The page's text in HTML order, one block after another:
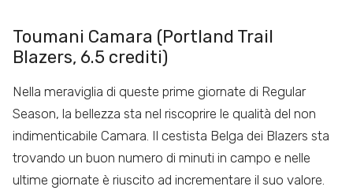
Toumani Camara (Portland Trail
Blazers, 6.5 crediti)
Nella meraviglia di queste prime giornate di Regular
Season, la bellezza sta nel riscoprire le qualità del non
indimenticabile Camara. Il cestista Belga dei Blazers sta
trovando un buon numero di minuti in campo e nelle
ultime giornate è riuscito ad incrementare il suo valore.